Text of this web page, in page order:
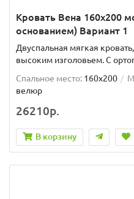
Кровать Вена 160х200
основанием) Вариант 1
Двуспальная мягкая
высоким изголовьем. C
Спальное место: 160x200
велюр
26210р.
В корзину